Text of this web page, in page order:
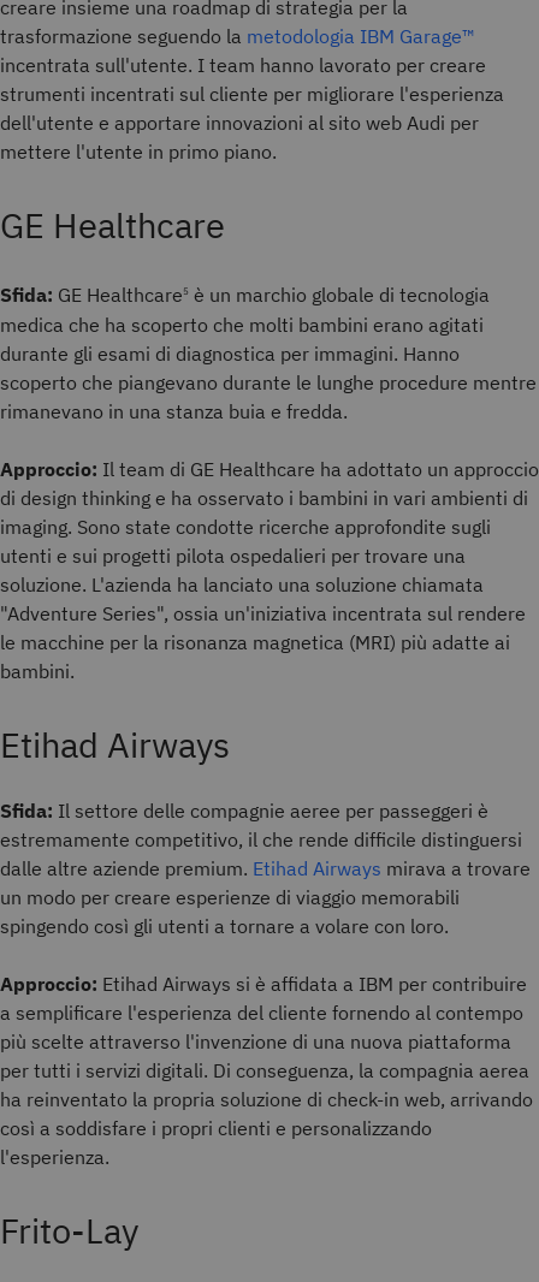
creare insieme una roadmap di strategia per la
trasformazione seguendo la metodologia IBM Garage™
incentrata sull'utente. I team hanno lavorato per creare
strumenti incentrati sul cliente per migliorare l'esperienza
dell'utente e apportare innovazioni al sito web Audi per
mettere l'utente in primo piano.
GE Healthcare
Sfida: GE Healthcare 5 è un marchio globale di tecnologia
medica che ha scoperto che molti bambini erano agitati
durante gli esami di diagnostica per immagini. Hanno
scoperto che piangevano durante le lunghe procedure mentre
rimanevano in una stanza buia e fredda.
Approccio: Il team di GE Healthcare ha adottato un approccio
di design thinking e ha osservato i bambini in vari ambienti di
imaging. Sono state condotte ricerche approfondite sugli
utenti e sui progetti pilota ospedalieri per trovare una
soluzione. L'azienda ha lanciato una soluzione chiamata
"Adventure Series", ossia un'iniziativa incentrata sul rendere
le macchine per la risonanza magnetica (MRI) più adatte ai
bambini.
Etihad Airways
Sfida: Il settore delle compagnie aeree per passeggeri è
estremamente competitivo, il che rende difficile distinguersi
dalle altre aziende premium. Etihad Airways mirava a trovare
un modo per creare esperienze di viaggio memorabili
spingendo così gli utenti a tornare a volare con loro.
Approccio: Etihad Airways si è affidata a IBM per contribuire
a semplificare l'esperienza del cliente fornendo al contempo
più scelte attraverso l'invenzione di una nuova piattaforma
per tutti i servizi digitali. Di conseguenza, la compagnia aerea
ha reinventato la propria soluzione di check-in web, arrivando
così a soddisfare i propri clienti e personalizzando
l'esperienza.
Frito-Lay